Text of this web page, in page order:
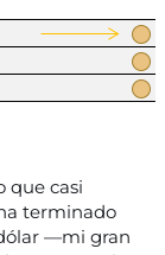
que casi
terminado
—mi gran